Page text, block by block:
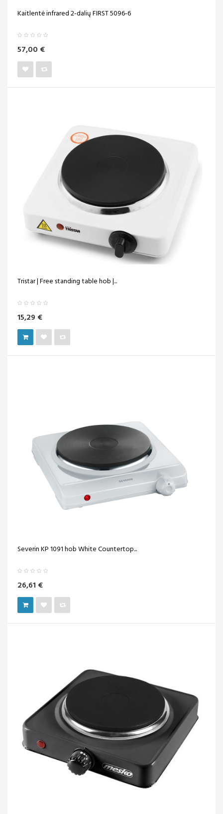
Kaitlentė infrared 2-dalių FIRST 5096-6
57,00 €
Tristar | Free standing table hob |...
15,29 €
Severin KP 1091 hob White Countertop...
26,61 €